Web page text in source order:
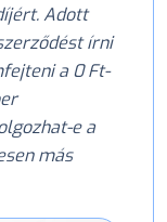
Adott
írni
a 0 Ft-
e a
más